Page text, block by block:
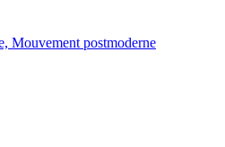
Mouvement postmoderne